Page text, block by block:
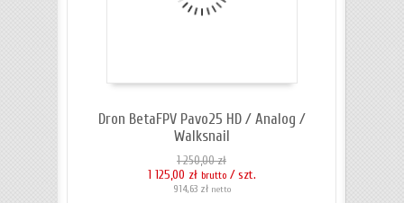
Dron BetaFPV Pavo25 HD / Analog /
Walksnail
1 250,00 zł
1 125,00 zł brutto / szt.
914,63 zł netto